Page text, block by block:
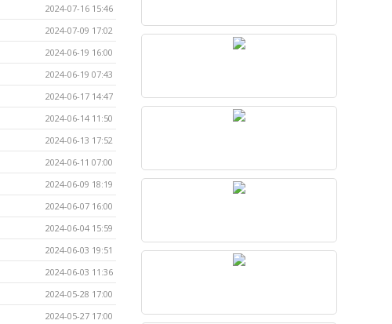
2024-07-16 15:46
2024-07-09 17:02
2024-06-19 16:00
2024-06-19 07:43
2024-06-17 14:47
2024-06-14 11:50
2024-06-13 17:52
2024-06-11 07:00
2024-06-09 18:19
2024-06-07 16:00
2024-06-04 15:59
2024-06-03 19:51
2024-06-03 11:36
2024-05-28 17:00
2024-05-27 17:00